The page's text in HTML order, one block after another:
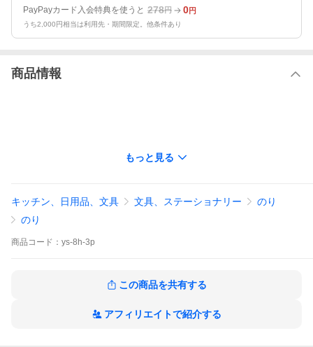
PayPayカード入会特典を使うと 278円 0円
うち2,000円相当は利用先・期間限定。他条件あり
商品情報
もっと見る
キッチン、日用品、文具 文具、ステーショナリー
のり
のり
商品 コード： ys-8h-3p
この商品を共有する
アフィリエイトで紹介する